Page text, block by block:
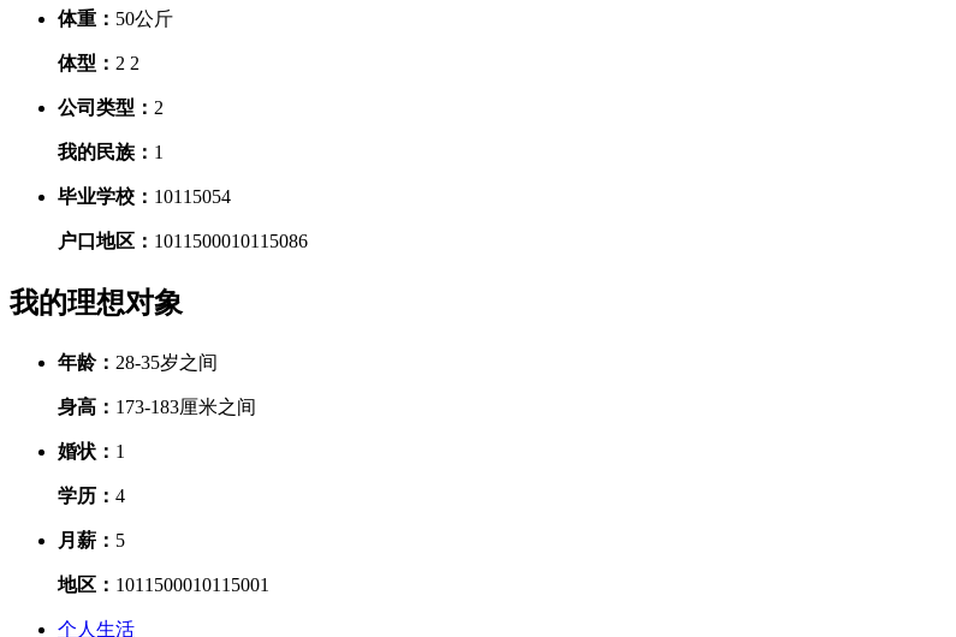
体重： 50公斤
体型： 2 2
公司类型： 2
我的民族： 1
毕业学校： 10115054
户口地区： 1011500010115086
我的理想对象
年龄： 28-35岁之间
身高： 173-183厘米之间
婚状： 1
学历： 4
月薪： 5
地区： 1011500010115001
个人生活